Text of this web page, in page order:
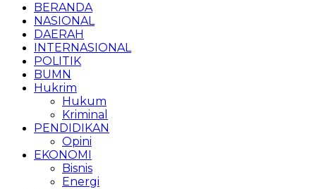
BERANDA
NASIONAL
DAERAH
INTERNASIONAL
POLITIK
BUMN
Hukrim
Hukum
Kriminal
PENDIDIKAN
Opini
EKONOMI
Bisnis
Energi